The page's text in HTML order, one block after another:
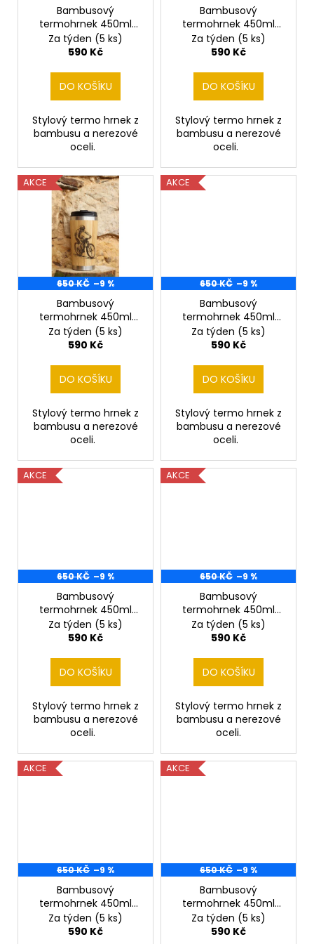
Bambusový
termohrnek 450ml
basketbalista
Za týden (5 ks)
590 Kč
DO KOŠÍKU
Stylový termo hrnek z
bambusu a nerezové
oceli.
Bambusový
termohrnek 450ml
basketbalistka
Za týden (5 ks)
590 Kč
DO KOŠÍKU
Stylový termo hrnek z
bambusu a nerezové
oceli.
AKCE
650 KČ –9 %
Bambusový
termohrnek 450ml
cyklista
Za týden (5 ks)
590 Kč
DO KOŠÍKU
Stylový termo hrnek z
bambusu a nerezové
oceli.
AKCE
650 KČ –9 %
Bambusový
termohrnek 450ml
cyklista 2
Za týden (5 ks)
590 Kč
DO KOŠÍKU
Stylový termo hrnek z
bambusu a nerezové
oceli.
AKCE
650 KČ –9 %
Bambusový
termohrnek 450ml
Fotbal
Za týden (5 ks)
590 Kč
DO KOŠÍKU
Stylový termo hrnek z
bambusu a nerezové
oceli.
AKCE
650 KČ –9 %
Bambusový
termohrnek 450ml
Hokejista
Za týden (5 ks)
590 Kč
DO KOŠÍKU
Stylový termo hrnek z
bambusu a nerezové
oceli.
AKCE
650 KČ –9 %
Bambusový
termohrnek 450ml
Hokejista II
Za týden (5 ks)
590 Kč
AKCE
650 KČ –9 %
Bambusový
termohrnek 450ml
Hokejový brankář
Za týden (5 ks)
590 Kč
KAPESNÍ
HODINKY
LEV
II
Původně: